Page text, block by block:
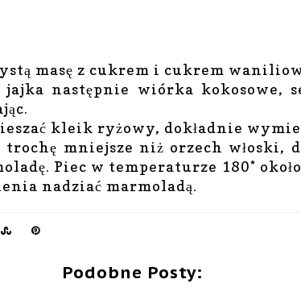
masę z cukrem i cukrem
jajka następnie wiórka kokosowe,
kleik ryżowy, dokładnie
mniejsze niż orzech włoski,
Piec w temperaturze 180*
nadziać marmoladą.
Podobne Posty: